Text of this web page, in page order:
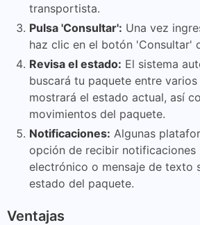
transportista.
Pulsa 'Consultar': Una vez
haz clic en el botón 'Consultar'
Revisa el estado: El sistema
buscará tu paquete entre
mostrará el estado actual, así
movimientos del paquete.
Notificaciones: Algunas
opción de recibir notificaciones
electrónico o mensaje de texto
estado del paquete.
Ventajas